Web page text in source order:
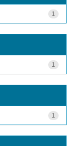
1
1
1